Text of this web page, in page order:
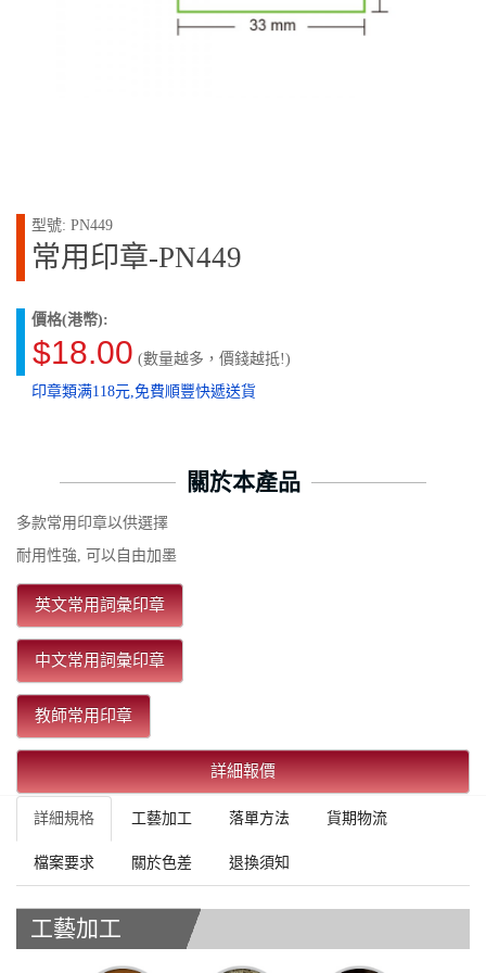
型號: PN449
常用印章-PN449
價格(港幣):
$18.00 (數量越多，價錢越抵!)
印章類满118元,免費順豐快遞送貨
關於本產品
多款常用印章以供選擇
耐用性強, 可以自由加墨
英文常用詞彙印章
中文常用詞彙印章
教師常用印章
詳細報價
詳細規格 工藝加工 落單方法 貨期物流
檔案要求 關於色差 退換須知
工藝加工